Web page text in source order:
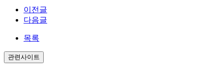
이전글
다음글
목록
관련사이트